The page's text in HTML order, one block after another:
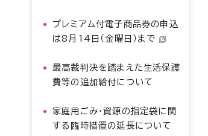
プレミアム付電子商品券の申込
は8月14日（金曜日）まで
最高裁判決を踏まえた生活保護
費等の追加給付について
家庭用ごみ・資源の指定袋に関
する臨時措置の延長について